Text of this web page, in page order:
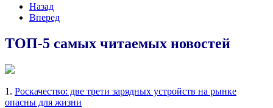
Назад
Вперед
ТОП-5 самых читаемых новостей
1. Роскачество: две трети зарядных устройств на рынке
опасны для жизни